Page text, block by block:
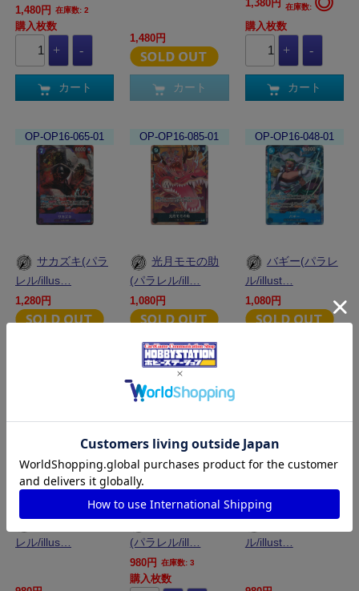
1,480円 在庫数: 2
購入枚数
カート
1,480円
カート
1,380円 在庫数:
購入枚数
カート
OP-OP16-065-01
サカズキ(パラ
レル/illus…
1,280円
OP-OP16-085-01
光月モモの助
(パラレル/ill…
1,080円
カート
OP-OP16-048-01
バギー(パラレ
ル/illust…
1,080円
レル/illus…
OP-OP16-073-01
(パラレル/ill…
980円 在庫数: 3
購入枚数
ル/illust…